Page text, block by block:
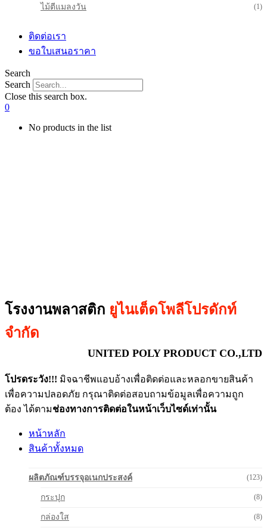
ไม้ตีแมลงวัน (1)
ติดต่อเรา
ขอใบเสนอราคา
Search
Search
Close this search box.
0
No products in the list
โรงงานพลาสติก ยูไนเต็ดโพลีโปรดักท์
จำกัด
UNITED POLY PRODUCT CO.,LTD
โปรดระวัง!!! มิจฉาชีพแอบอ้างเพื่อติดต่อและหลอกขายสินค้า
เพื่อความปลอดภัย กรุณาติดต่อสอบถามข้อมูลเพื่อความถูก
ต้อง ได้ตามช่องทางการติดต่อในหน้าเว็บไซด์เท่านั้น
หน้าหลัก
สินค้าทั้งหมด
ผลิตภัณฑ์บรรจุอเนกประสงค์ (123)
กระปุก (8)
กล่องใส (8)